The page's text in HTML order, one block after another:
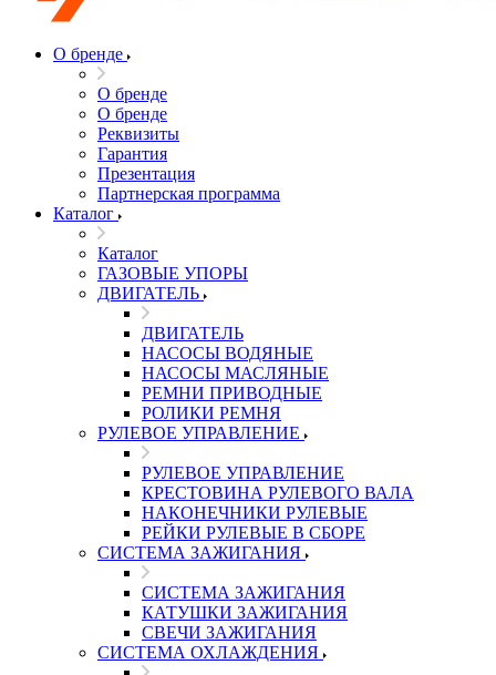
О бренде
О бренде
О бренде
Реквизиты
Гарантия
Презентация
Партнерская программа
Каталог
Каталог
ГАЗОВЫЕ УПОРЫ
ДВИГАТЕЛЬ
ДВИГАТЕЛЬ
НАСОСЫ ВОДЯНЫЕ
НАСОСЫ МАСЛЯНЫЕ
РЕМНИ ПРИВОДНЫЕ
РОЛИКИ РЕМНЯ
РУЛЕВОЕ УПРАВЛЕНИЕ
РУЛЕВОЕ УПРАВЛЕНИЕ
КРЕСТОВИНА РУЛЕВОГО ВАЛА
НАКОНЕЧНИКИ РУЛЕВЫЕ
РЕЙКИ РУЛЕВЫЕ В СБОРЕ
СИСТЕМА ЗАЖИГАНИЯ
СИСТЕМА ЗАЖИГАНИЯ
КАТУШКИ ЗАЖИГАНИЯ
СВЕЧИ ЗАЖИГАНИЯ
СИСТЕМА ОХЛАЖДЕНИЯ